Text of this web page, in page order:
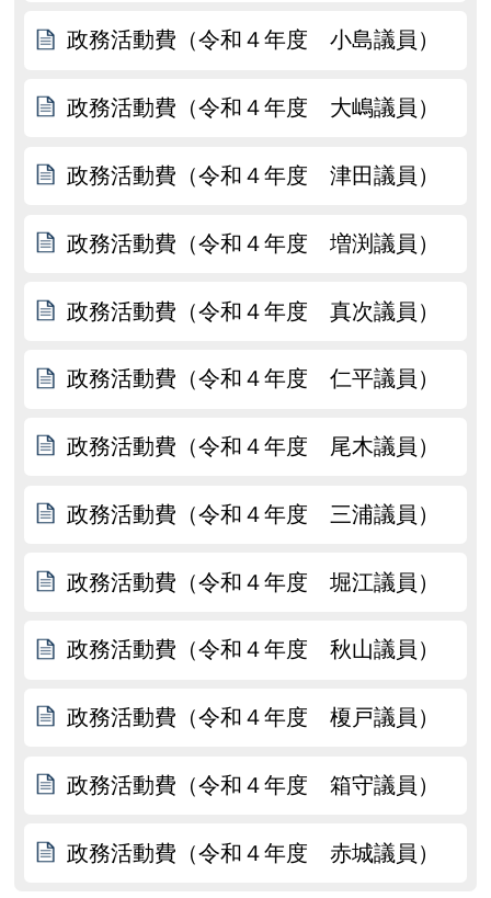
政務活動費（令和４年度 小島議員）
政務活動費（令和４年度 大嶋議員）
政務活動費（令和４年度 津田議員）
政務活動費（令和４年度 増渕議員）
政務活動費（令和４年度 真次議員）
政務活動費（令和４年度 仁平議員）
政務活動費（令和４年度 尾木議員）
政務活動費（令和４年度 三浦議員）
政務活動費（令和４年度 堀江議員）
政務活動費（令和４年度 秋山議員）
政務活動費（令和４年度 榎戸議員）
政務活動費（令和４年度 箱守議員）
政務活動費（令和４年度 赤城議員）